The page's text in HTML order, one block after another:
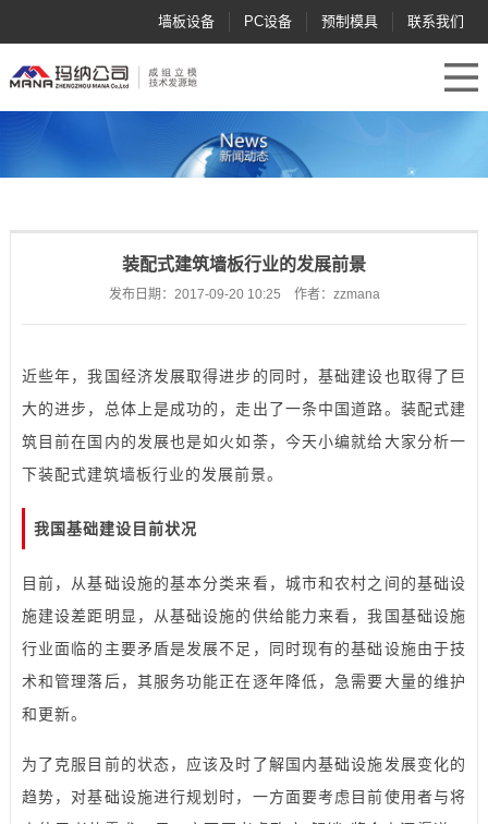
联系我们
预制模具
PC设备
墙板设备
装配式建筑墙板行业的发展前景
发布日期：2017-09-20 10:25 作者：zzmana
近些年，我国经济发展取得进步的同时，基础建设也取得了巨
大的进步，总体上是成功的，走出了一条中国道路。装配式建
筑目前在国内的发展也是如火如荼，今天小编就给大家分析一
下装配式建筑墙板行业的发展前景。
我国基础建设目前状况
目前，从基础设施的基本分类来看，城市和农村之间的基础设
施建设差距明显，从基础设施的供给能力来看，我国基础设施
行业面临的主要矛盾是发展不足，同时现有的基础设施由于技
术和管理落后，其服务功能正在逐年降低，急需要大量的维护
和更新。
为了克服目前的状态，应该及时了解国内基础设施发展变化的
趋势，对基础设施进行规划时，一方面要考虑目前使用者与将